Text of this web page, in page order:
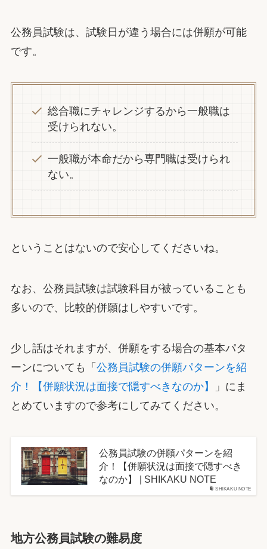
公務員試験は、試験日が違う場合には併願が可能
です。
総合職にチャレンジするから一般職は
受けられない。
一般職が本命だから専門職は受けられ
ない。
ということはないので安心してくださいね。
なお、公務員試験は試験科目が被っていることも
多いので、比較的併願はしやすいです。
少し話はそれますが、併願をする場合の基本パタ
ーンについても「 公務員試験の併願パターンを紹
介！【併願状況は面接で隠すべきなのか】
」にま
とめていますので参考にしてみてください。
SHIKAKU NOTE
公務員試験の併願パターンを紹
介！【併願状況は面接で隠すべき
なのか】 | SHIKAKU NOTE
地方公務員試験の難易度